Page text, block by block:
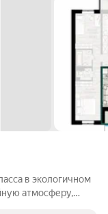
в экологичном
атмосферу,